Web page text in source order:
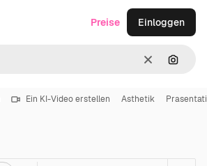
LöschenNach
Preise Einloggen
Ein KI-Video erstellen Asthetik